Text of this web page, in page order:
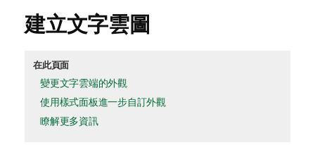
建立文字雲圖
在此頁面
變更文字雲端的外觀
使用樣式面板進一步自訂外觀
瞭解更多資訊